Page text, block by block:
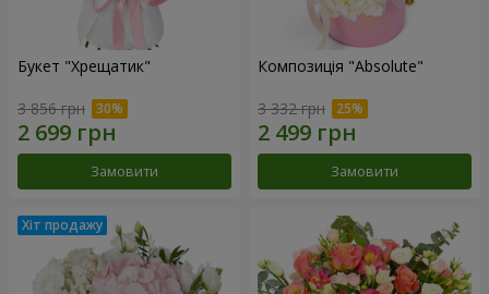
Букет "Хрещатик"
3 856 грн
Замовити
Композиція "Absolute"
3 332 грн
Замовити